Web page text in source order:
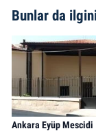
Bunlar da
Ankara Eyüp Mescidi